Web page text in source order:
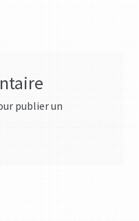
publier un